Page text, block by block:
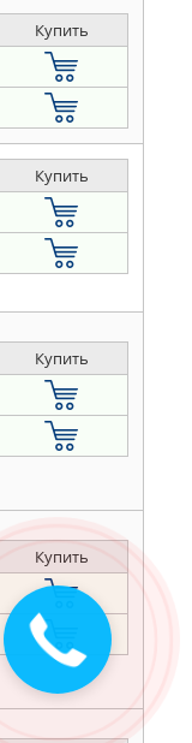
Купить
Купить
Купить
Купить
Закажите
звонок